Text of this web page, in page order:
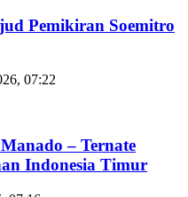
Pemikiran Soemitro
07:22
– Ternate
Indonesia Timur